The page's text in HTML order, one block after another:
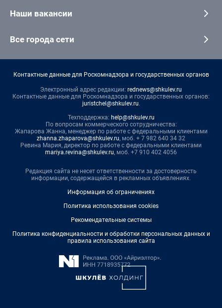
Наши вакансии
Все города сети
Контактные данные для Роскомнадзора и государственных органов
Электронный адрес редакции: rednews@shkulev.ru
Контактные данные для Роскомнадзора и государственных органов:
juristchel@shkulev.ru.
Техподдержка: help@shkulev.ru
По вопросам коммерческого сотрудничества:
Жапарова Жанна, менеджер по работе с федеральными клиентами
zhanna.zhaparova@shkulev.ru, моб. + 7 982 640 34 32
Ревина Мария, директор по работе с федеральными клиентами
mariya.revina@shkulev.ru, моб. +7 910 402 4056
Редакция сайта не несет ответственности за достоверность
информации, содержащейся в рекламных объявлениях.
Информация об ограничениях
Политика использования cookies
Рекомендательные системы
Политика конфиденциальности и обработки персональных данных и
правила использования сайта